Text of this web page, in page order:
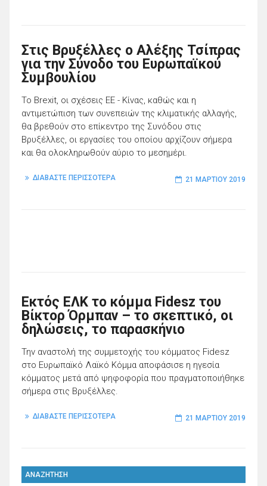
Στις Βρυξέλλες ο Αλέξης Τσίπρας
για την Σύνοδο του Ευρωπαϊκού
Συμβουλίου
Το Brexit, οι σχέσεις ΕΕ - Κίνας, καθώς και η
αντιμετώπιση των συνεπειών της κλιματικής αλλαγής,
θα βρεθούν στο επίκεντρο της Συνόδου στις
Βρυξέλλες, οι εργασίες του οποίου αρχίζουν σήμερα
και θα ολοκληρωθούν αύριο το μεσημέρι.
ΔΙΑΒΑΣΤΕ ΠΕΡΙΣΣΟΤΕΡΑ 21 ΜΑΡΤΊΟΥ 2019
Εκτός ΕΛΚ το κόμμα Fidesz του
Βίκτορ Όρμπαν – το σκεπτικό, οι
δηλώσεις, το παρασκήνιο
Την αναστολή της συμμετοχής του κόμματος Fidesz
στο Ευρωπαϊκό Λαϊκό Κόμμα αποφάσισε η ηγεσία
κόμματος μετά από ψηφοφορία που πραγματοποιήθηκε
σήμερα στις Βρυξέλλες.
ΔΙΑΒΑΣΤΕ ΠΕΡΙΣΣΟΤΕΡΑ 21 ΜΑΡΤΊΟΥ 2019
ΑΝΑΖΗΤΗΣΗ